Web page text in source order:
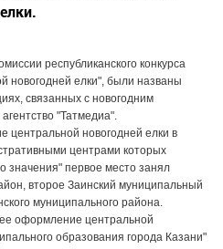
республиканского конкурса
новогодней елки", были названы
связанных с новогодним
"Татмедиа".
новогодней елки в
центрами которых
значения" первое место занял
второе Заинский муниципальный
муниципального района.
оформление центральной
образования города Казани"